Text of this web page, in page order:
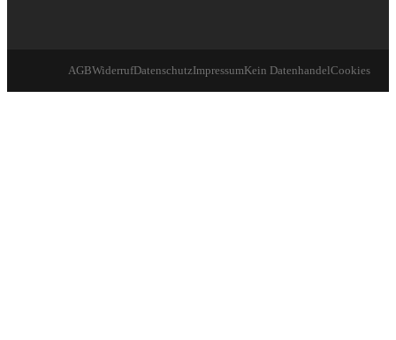
AGBWiderrufDatenschutzImpressumKein DatenhandelCookies